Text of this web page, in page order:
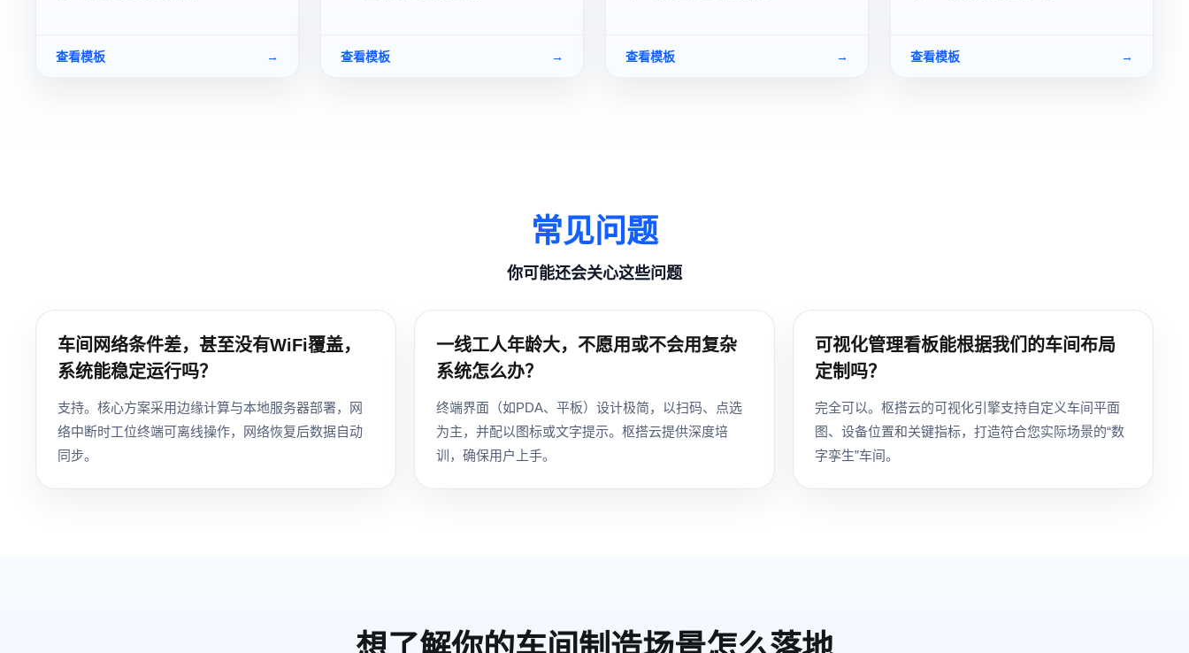
查看模板 → 查看模板 → 查看模板 → 查看模板 →
常见问题
你可能还会关心这些问题
车间网络条件差，甚至没有WiFi覆盖，
系统能稳定运行吗？
支持。核心方案采用边缘计算与本地服务器部署，网
络中断时工位终端可离线操作，网络恢复后数据自动
同步。
一线工人年龄大，不愿用或不会用复杂
系统怎么办？
终端界面（如PDA、平板）设计极简，以扫码、点选
为主，并配以图标或文字提示。枢搭云提供深度培
训，确保用户上手。
可视化管理看板能根据我们的车间布局
定制吗？
完全可以。枢搭云的可视化引擎支持自定义车间平面
图、设备位置和关键指标，打造符合您实际场景的“数
字孪生”车间。